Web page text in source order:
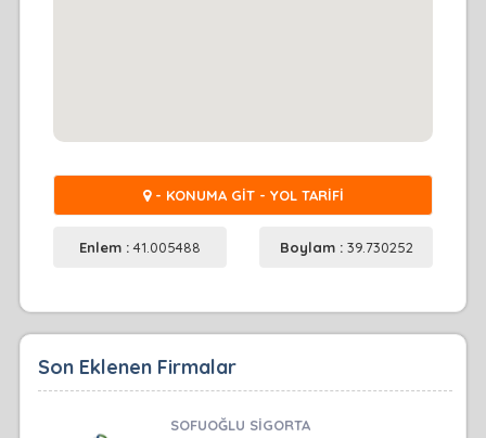
- KONUMA GİT - YOL TARİFİ
Enlem :41.005488 Boylam : 39.730252
Son Eklenen Firmalar
SOFUOĞLU SİGORTA